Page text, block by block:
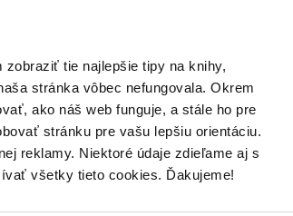
tie najlepšie tipy na knihy,
stránka vôbec nefungovala. Okrem
ako náš web funguje, a stále ho pre
stránku pre vašu lepšiu orientáciu.
reklamy. Niektoré údaje zdieľame aj s
všetky tieto cookies. Ďakujeme!